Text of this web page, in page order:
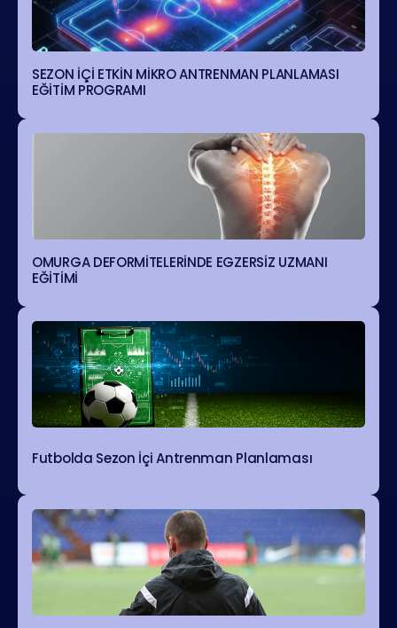
SEZON İÇİ ETKİN MİKRO ANTRENMAN PLANLAMASI
EĞİTİM PROGRAMI
OMURGA DEFORMİTELERİNDE EGZERSİZ UZMANI
EĞİTİMİ
Futbolda Sezon İçi Antrenman Planlaması